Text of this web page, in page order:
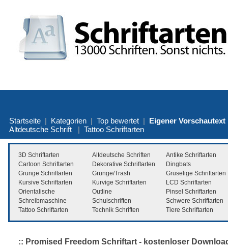
Startseite | Kategorien | Top bewertet | Eigener Vorschautext
Altdeutsche Schrift | Tattoo Schriftarten
3D Schriftarten Altdeutsche Schriften
Antike Schriftarten
Cartoon Schriftarten
Dekorative Schriftarten
Dingbats
Grunge Schriftarten
Grunge/Trash
Gruselige Schriftarten
Kursive Schriftarten
Kurvige Schriftarten
LCD Schriftarten
Orientalische
Outline
Pinsel Schriftarten
Schreibmaschine
Schulschriften
Schwere Schriftarten
Tattoo Schriftarten
Technik Schriften Tiere Schriftarten
:: Promised Freedom Schriftart - kostenloser